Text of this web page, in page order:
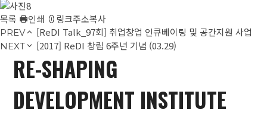
목록 인쇄 링크주소복사
PREV [ReDI Talk_97회] 취업창업 인큐베이팅 및 공간지원 사업
NEXT [2017] ReDI 창립 6주년 기념 (03.29)
RE-SHAPING
DEVELOPMENT INSTITUTE